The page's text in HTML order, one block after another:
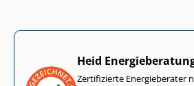
Heid
Zertifizierte Energieberater